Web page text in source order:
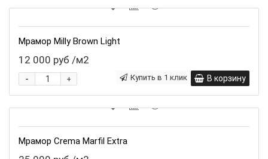
Мрамор Milly Brown Light
12 000 руб /м2
+
- В корзину
Купить в 1 клик
Мрамор Crema Marfil Extra